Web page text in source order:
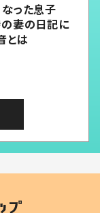
なった息子
妻の日記に
とは